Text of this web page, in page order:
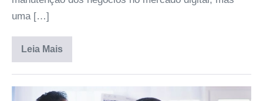
uma […]
Leia Mais